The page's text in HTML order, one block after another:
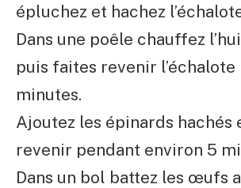
épluchez et hachez
Dans une poêle chauffez
puis faites revenir l’échalote
minutes.
Ajoutez les épinards hachés
revenir pendant environ 5
Dans un bol battez les œufs